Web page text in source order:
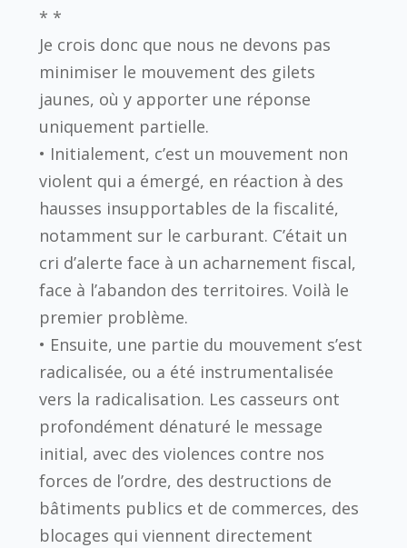
* *
Je crois donc que nous ne devons pas
minimiser le mouvement des gilets
jaunes, où y apporter une réponse
uniquement partielle.
• Initialement, c’est un mouvement non
violent qui a émergé, en réaction à des
hausses insupportables de la fiscalité,
notamment sur le carburant. C’était un
cri d’alerte face à un acharnement fiscal,
face à l’abandon des territoires. Voilà le
premier problème.
• Ensuite, une partie du mouvement s’est
radicalisée, ou a été instrumentalisée
vers la radicalisation. Les casseurs ont
profondément dénaturé le message
initial, avec des violences contre nos
forces de l’ordre, des destructions de
bâtiments publics et de commerces, des
blocages qui viennent directement